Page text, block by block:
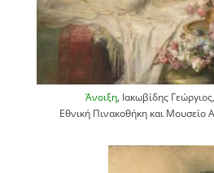
Άνοιξη, Ιακωβίδης Γεώργιος,
Εθνική Πινακοθήκη και Μουσείο